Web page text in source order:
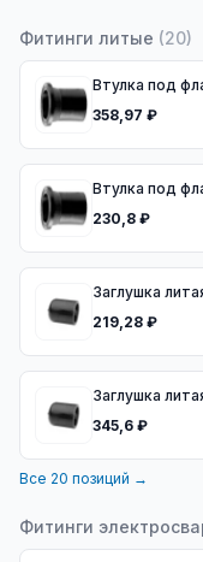
Фитинги литые (20)
Втулка под
358,97 ₽
Втулка под
230,8 ₽
Заглушка
219,28 ₽
Заглушка
345,6 ₽
Все 20 позиций →
Фитинги